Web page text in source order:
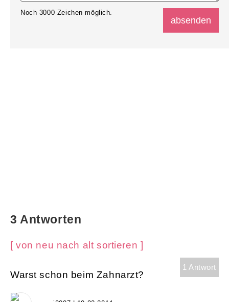
Noch 3000 Zeichen möglich.
3 Antworten
[ von neu nach alt sortieren ]
1 Antwort
Warst schon beim Zahnarzt?